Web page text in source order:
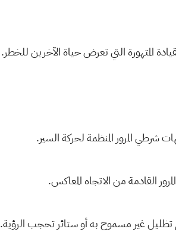
المتهورة التي تعرض حياة الآخرين للخطر.
شرطي المرور المنظمة لحركة السير.
القادمة من الاتجاه المعاكس.
غير مسموح به أو ستائر تحجب الرؤية.